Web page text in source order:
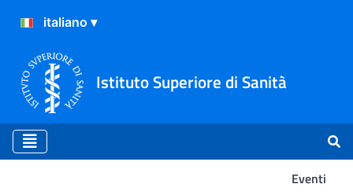
Istituto Superiore di Sanità
Eventi